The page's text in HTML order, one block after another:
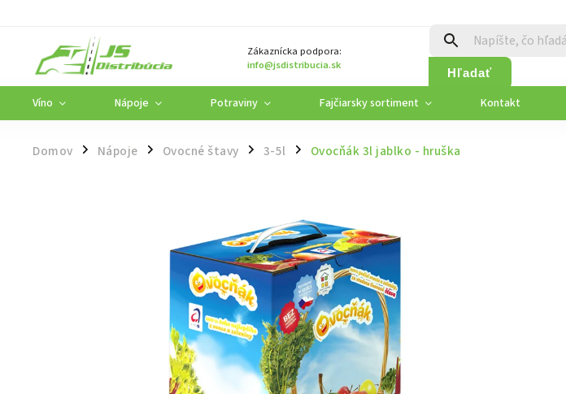
Zákaznícka podpora:
info@jsdistribucia.sk
Hľadať
Víno Nápoje Potraviny Fajčiarsky sortiment Kontakt
Domov / Nápoje / Ovocné štavy / 3-5l / Ovocňák 3l jablko - hruška